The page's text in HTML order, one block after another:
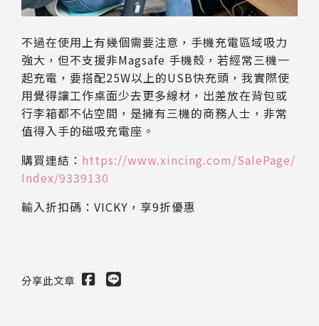
不過在使用上有幾個需要注意，手機充電區域吸力
強大，但不支援非Magsafe 手機殼，若經常三機一
起充電，要搭配25W以上的USB快充頭，我實際使
用覺得讓工作桌面少去更多線材，出差放在背包或
行李箱都不佔空間，是擁有三機的商務人士，非常
值得入手的磁吸充電座。
購買連結： https://www.xincing.com/SalePage/
Index/9339130
輸入折扣碼：VICKY，享9折優惠
分享此文章